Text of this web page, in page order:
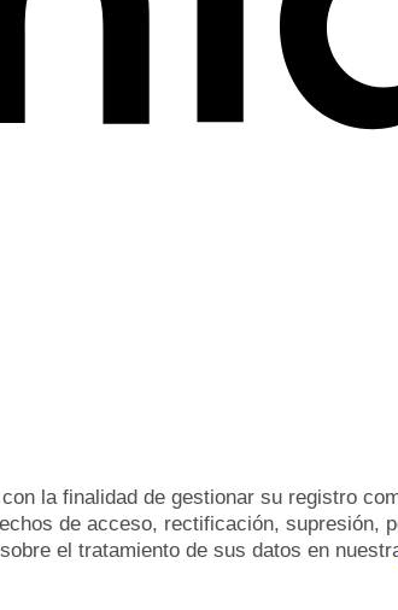
la finalidad de gestionar su registro
de acceso, rectificación, supresión,
el tratamiento de sus datos en